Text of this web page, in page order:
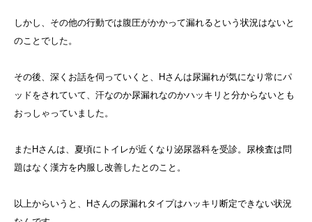
しかし、その他の行動では腹圧がかかって漏れるという状況はないと
のことでした。
その後、深くお話を伺っていくと、Hさんは尿漏れが気になり常にパ
ッドをされていて、汗なのか尿漏れなのかハッキリと分からないとも
おっしゃっていました。
またHさんは、夏頃にトイレが近くなり泌尿器科を受診。尿検査は問
題はなく漢方を内服し改善したとのこと。
以上からいうと、Hさんの尿漏れタイプはハッキリ断定できない状況